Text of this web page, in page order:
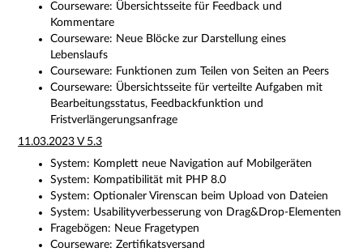
Courseware: Übersichtsseite für Feedback und
Kommentare
Courseware: Neue Blöcke zur Darstellung eines
Lebenslaufs
Courseware: Funktionen zum Teilen von Seiten an Peers
Courseware: Übersichtsseite für verteilte Aufgaben mit
Bearbeitungsstatus, Feedbackfunktion und
Fristverlängerungsanfrage
11.03.2023 V 5.3
System: Komplett neue Navigation auf Mobilgeräten
System: Kompatibilität mit PHP 8.0
System: Optionaler Virenscan beim Upload von Dateien
System: Usabilityverbesserung von Drag&Drop-Elementen
Fragebögen: Neue Fragetypen
Courseware: Zertifikatsversand